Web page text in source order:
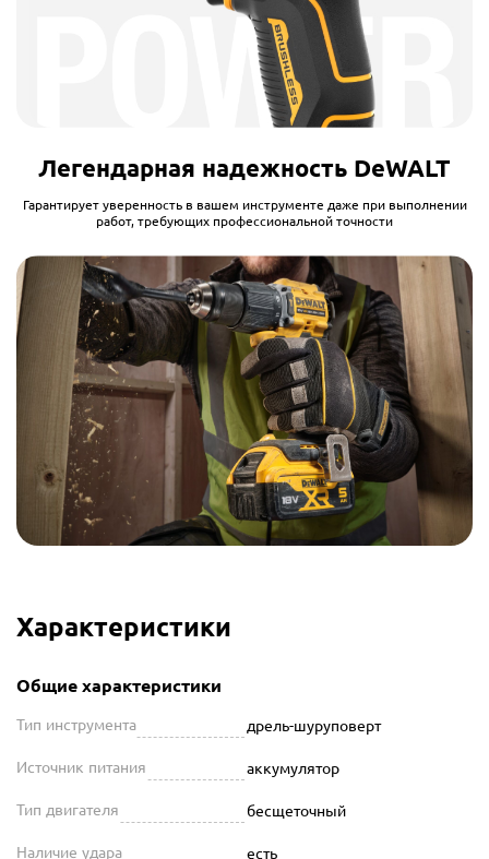
Легендарная надежность DeWALT
Гарантирует уверенность в вашем инструменте даже при выполнении
работ, требующих профессиональной точности
Характеристики
Общие характеристики
Тип инструмента дрель-шуруповерт
Источник питания аккумулятор
Тип двигателя бесщеточный
Наличие удара есть